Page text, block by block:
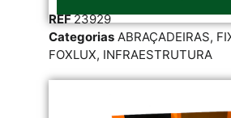
REF23929
Categorias ABRAÇADEIRAS,
FOXLUX, INFRAESTRUTURA